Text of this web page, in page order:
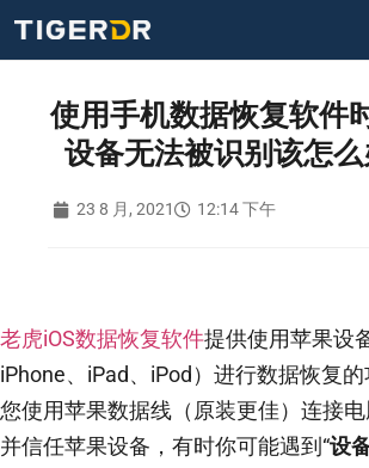
使用手机数据恢复软件
设备无法被识别该怎么
23 8 月, 2021 12:14 下午
老虎iOS数据恢复软件提供使用苹果设
iPhone、iPad、iPod）进行数据恢复
您使用苹果数据线（原装更佳）连接电
并信任苹果设备，有时你可能遇到“设